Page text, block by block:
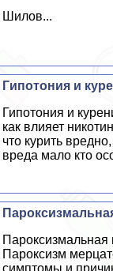
Шилов...
Гипотония и
Гипотония и
как влияет
что курить
вреда мало кто
Пароксизмальная
Пароксизм